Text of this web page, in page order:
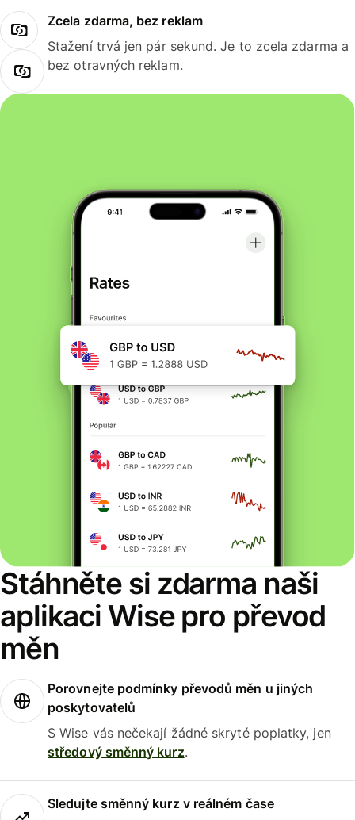
Zcela zdarma, bez reklam
Stažení trvá jen pár sekund. Je to zcela zdarma a
bez otravných reklam.
Stáhněte si zdarma naši
aplikaci Wise pro převod
měn
Porovnejte podmínky převodů měn u jiných
poskytovatelů
S Wise vás nečekají žádné skryté poplatky, jen
středový směnný kurz.
Sledujte směnný kurz v reálném čase